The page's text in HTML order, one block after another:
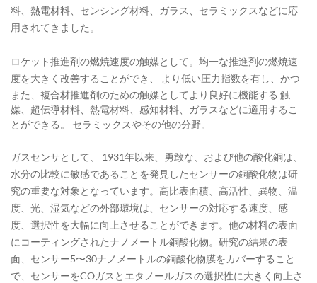
料、熱電材料、センシング材料、ガラス、セラミックスなどに応
用されてきました。
ロケット推進剤の燃焼速度の触媒として。均一な推進剤の燃焼速
度を大きく改善することができ、
より低い圧力指数を有し、かつ
また、複合材推進剤のための触媒としてより良好に機能する 触
媒、超伝導材料、熱電材料、感知材料、ガラスなどに適用するこ
とができる。
セラミックスやその他の分野。
ガスセンサとして、
1931年以来、勇敢な、および他の酸化銅は、
水分の比較に敏感であることを発見したセンサーの銅酸化物は研
究の重要な対象となっています。高比表面積、高活性、異物、温
度、光、湿気などの外部環境は、センサーの対応する速度、感
度、選択性を大幅に向上させることができます。他の材料の表面
にコーティングされたナノメートル銅酸化物。研究の結果の表
面、センサー5〜30ナノメートルの銅酸化物膜をカバーすること
で、センサーをCOガスとエタノールガスの選択性に大きく向上さ